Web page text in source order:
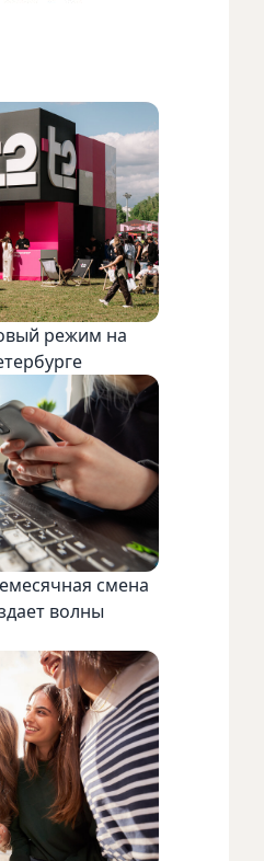
режим на
смена
волны